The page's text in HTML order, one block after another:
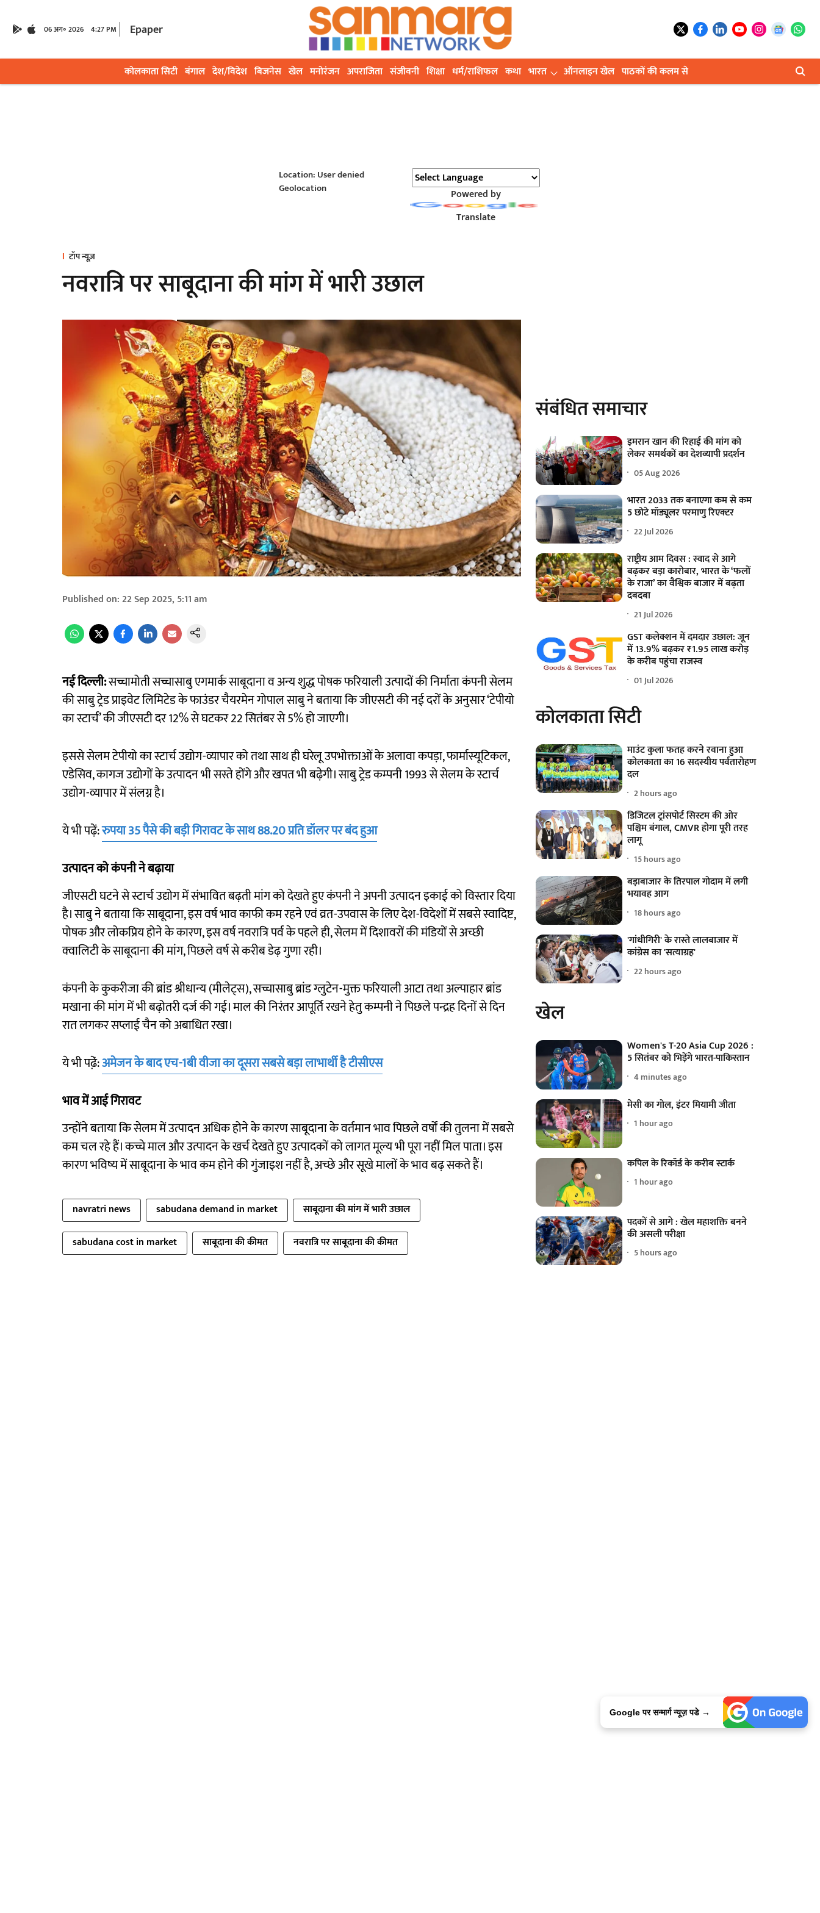
06 अग॰ 2026 4:27 PM Epaper
कोलकाता सिटी बंगाल देश/विदेश बिजनेस खेल मनोरंजन अपराजिता संजीवनी शिक्षा धर्म/राशिफल कथा भारत ऑनलाइन खेल पाठकों की कलम से
Location: User denied
Geolocation
Powered by
Translate
टॉप न्यूज़
नवरात्रि पर साबूदाना की मांग में भारी उछाल
Published on:22 Sep 2025, 5:11 am
नई दिल्ली:सच्चामोती सच्चासाबु एगमार्क साबूदाना व अन्य शुद्ध पोषक फरियाली उत्पादों की निर्माता कंपनी सेलम
की साबु ट्रेड प्राइवेट लिमिटेड के फाउंडर चैयरमेन गोपाल साबु ने बताया कि जीएसटी की नई दरों के अनुसार ‘टेपीयो
का स्टार्च’ की जीएसटी दर 12% से घटकर 22 सितंबर से 5% हो जाएगी।
इससे सेलम टेपीयो का स्टार्च उद्योग-व्यापार को तथा साथ ही घरेलू उपभोक्ताओं के अलावा कपड़ा, फार्मास्यूटिकल,
एडेसिव, कागज उद्योगों के उत्पादन भी सस्ते होंगे और खपत भी बढ़ेगी। साबु ट्रेड कम्पनी 1993 से सेलम के स्टार्च
उद्योग-व्यापार में संलग्न है।
ये भी पढ़ें:रुपया 35 पैसे की बड़ी गिरावट के साथ 88.20 प्रति डॉलर पर बंद हुआ
उत्पादन को कंपनी ने बढ़ाया
जीएसटी घटने से स्टार्च उद्योग में संभावित बढ़ती मांग को देखते हुए कंपनी ने अपनी उत्पादन इकाई को विस्तार दिया
है। साबु ने बताया कि साबूदाना, इस वर्ष भाव काफी कम रहने एवं व्रत-उपवास के लिए देश-विदेशों में सबसे स्वादिष्ट,
पोषक और लोकप्रिय होने के कारण, इस वर्ष नवरात्रि पर्व के पहले ही, सेलम में दिशावरों की मंडियों से अच्छी
क्वालिटी के साबूदाना की मांग, पिछले वर्ष से करीब डेढ़ गुणा रही।
कंपनी के कुकरीजा की ब्रांड श्रीधान्य (मीलेट्स), सच्चासाबु ब्रांड ग्लुटेन-मुक्त फरियाली आटा तथा अल्पाहार ब्रांड
मखाना की मांग में भी बढ़ोतरी दर्ज की गई। माल की निरंतर आपूर्ति रखने हेतु कम्पनी ने पिछले पन्द्रह दिनों से दिन
रात लगकर सप्लाई चैन को अबाधित रखा।
ये भी पढे़ं:अमेजन के बाद एच-1बी वीजा का दूसरा सबसे बड़ा लाभार्थी है टीसीएस
भाव में आई गिरावट
उन्होंने बताया कि सेलम में उत्पादन अधिक होने के कारण साबूदाना के वर्तमान भाव पिछले वर्षों की तुलना में सबसे
कम चल रहे हैं। कच्चे माल और उत्पादन के खर्च देखते हुए उत्पादकों को लागत मूल्य भी पूरा नहीं मिल पाता। इस
कारण भविष्य में साबूदाना के भाव कम होने की गुंजाइश नहीं है, अच्छे और सूखे मालों के भाव बढ़ सकते हैं।
navratri news sabudana demand in market
साबूदाना की मांग में भारी उछाल
sabudana cost in market
साबूदाना की कीमत नवरात्रि पर साबूदाना की कीमत
संबंधित समाचार
इमरान खान की रिहाई की मांग को
लेकर समर्थकों का देशव्यापी प्रदर्शन
05 Aug 2026
भारत 2033 तक बनाएगा कम से कम
5 छोटे मॉड्यूलर परमाणु रिएक्टर
22 Jul 2026
राष्ट्रीय आम दिवस : स्वाद से आगे
बढ़कर बड़ा कारोबार, भारत के ‘फलों
के राजा’ का वैश्विक बाजार में बढ़ता
दबदबा
21 Jul 2026
GST कलेक्शन में दमदार उछाल: जून
में 13.9% बढ़कर ₹1.95 लाख करोड़
के करीब पहुंचा राजस्व
01 Jul 2026
कोलकाता सिटी
माउंट कुला फतह करने रवाना हुआ
कोलकाता का 16 सदस्यीय पर्वतारोहण
दल
2 hours ago
डिजिटल ट्रांसपोर्ट सिस्टम की ओर
पश्चिम बंगाल, CMVR होगा पूरी तरह
लागू
15 hours ago
बड़ाबाजार के तिरपाल गोदाम में लगी
भयावह आग
18 hours ago
'गांधीगिरी' के रास्ते लालबाजार में
कांग्रेस का 'सत्याग्रह'
22 hours ago
खेल
Women's T-20 Asia Cup 2026 :
5 सितंबर को भिड़ेंगे भारत-पाकिस्तान
4 minutes ago
मेसी का गोल, इंटर मियामी जीता
1 hour ago
कपिल के रिकॉर्ड के करीब स्टार्क
1 hour ago
पदकों से आगे : खेल महाशक्ति बनने
की असली परीक्षा
5 hours ago
Google पर सन्मार्ग न्यूज़ पडे →